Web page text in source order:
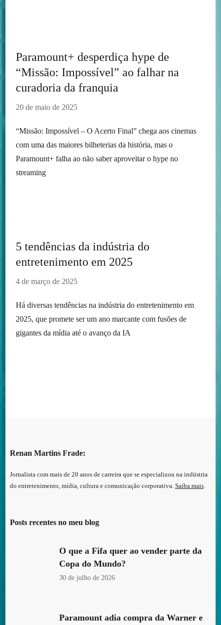
Paramount+ desperdiça hype de
“Missão: Impossível” ao falhar na
curadoria da franquia
20 de maio de 2025
“Missão: Impossível – O Acerto Final” chega aos cinemas
com uma das maiores bilheterias da história, mas o
Paramount+ falha ao não saber aproveitar o hype no
streaming
5 tendências da indústria do
entretenimento em 2025
4 de março de 2025
Há diversas tendências na indústria do entretenimento em
2025, que promete ser um ano marcante com fusões de
gigantes da mídia até o avanço da IA
Renan Martins Frade:
Jornalista com mais de 20 anos de carreira que se especializou na indústria
do entretenimento, mídia, cultura e comunicação corporativa. Saiba mais.
Posts recentes no meu blog
O que a Fifa quer ao vender parte da
Copa do Mundo?
30 de julho de 2026
Paramount adia compra da Warner e